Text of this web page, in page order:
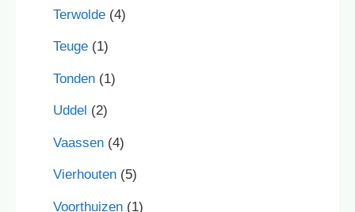
Terwolde (4)
Teuge (1)
Tonden (1)
Uddel (2)
Vaassen (4)
Vierhouten (5)
Voorthuizen (1)